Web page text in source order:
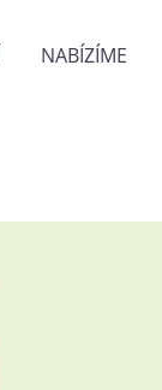
NABÍZÍME